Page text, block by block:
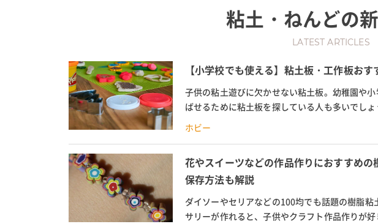
粘土・ねんどの
LATEST ARTICLES
【小学校でも使える】粘土板・工作板お
子供の粘土遊びに欠かせない粘土板。幼稚園や
ばせるために粘土板を探している人も多いでし
板・工作板を紹介。幼児や園児、小学生が楽しく
ホビー
花やスイーツなどの作品作りにおすすめ
保存方法も解説
ダイソーやセリアなどの100均でも話題の樹脂
サリーが作れると、子供やクラフト作品作りが